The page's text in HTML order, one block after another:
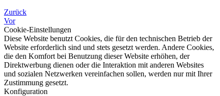
Zurück
Vor
Cookie-Einstellungen
Diese Website benutzt Cookies, die für den technischen Betrieb der
Website erforderlich sind und stets gesetzt werden. Andere Cookies,
die den Komfort bei Benutzung dieser Website erhöhen, der
Direktwerbung dienen oder die Interaktion mit anderen Websites
und sozialen Netzwerken vereinfachen sollen, werden nur mit Ihrer
Zustimmung gesetzt.
Konfiguration